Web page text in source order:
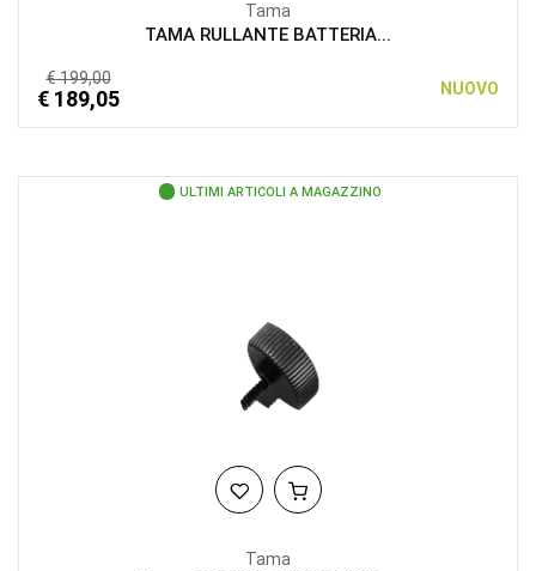
Tama
TAMA RULLANTE BATTERIA...
€ 199,00
€ 189,05 NUOVO
ULTIMI ARTICOLI A MAGAZZINO
Tama